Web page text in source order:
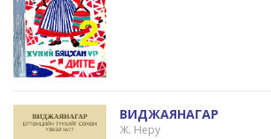
ВИДЖАЯНАГАР
Ж. Неру